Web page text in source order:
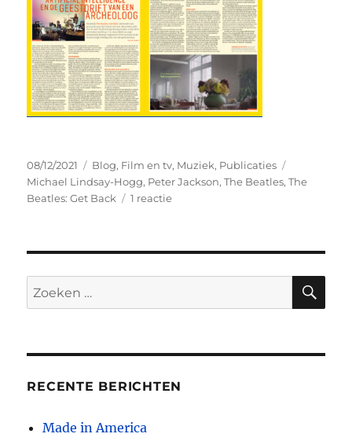
Geplaatst
op
08/12/2021 Categorieën
Blog, Film en tv, Muziek, Publicaties
Michael Lindsay-Hogg, Peter Jackson,The Beatles,The
Beatles: Get Back
1 reactieop
AI
de
archeoloog
Zoeken
naar:
RECENTE BERICHTEN
Made in America